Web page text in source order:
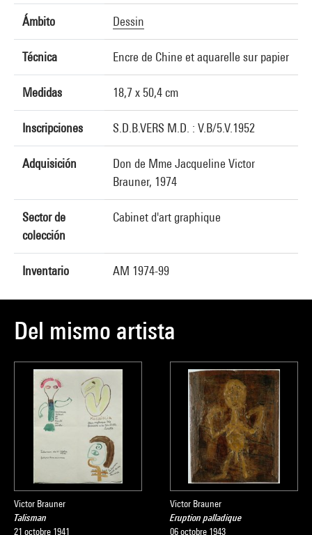
Ámbito Dessin
Técnica Encre de Chine et aquarelle sur papier
Medidas 18,7 x 50,4 cm
Inscripciones S.D.B.VERS M.D. : V.B/5.V.1952
Adquisición
Don de Mme Jacqueline Victor
Brauner, 1974
Sector de
colección
Cabinet d'art graphique
Inventario AM 1974-99
Del mismo artista
Victor Brauner
Talisman
21 octobre 1941
Victor Brauner
Eruption palladique
06 octobre 1943